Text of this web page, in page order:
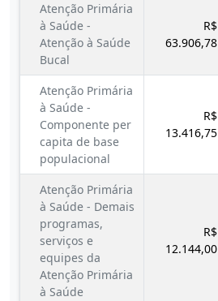
Atenção Primária
à Saúde -
Atenção à Saúde
Bucal
R$
63.906,78
Atenção Primária
à Saúde -
Componente per
capita de base
populacional
R$
13.416,75
Atenção Primária
à Saúde - Demais
programas,
serviços e
equipes da
Atenção Primária
à Saúde
R$
12.144,00